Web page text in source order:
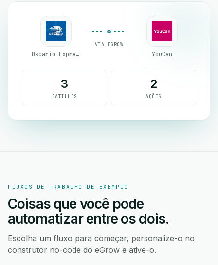
Oscario Express
VIA EGROW
YouCan
3
GATILHOS
2
AÇÕES
FLUXOS DE TRABALHO DE EXEMPLO
Coisas que você pode
automatizar entre os dois.
Escolha um fluxo para começar, personalize-o no
construtor no-code do eGrow e ative-o.